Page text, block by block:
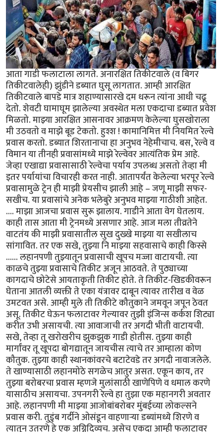
आता गाडी फलाटाला लागते. अनारक्षित तिकीटवाले (व बिगर
तिकीटवालेही) झुंडीने डब्यात घुसू लागतात. आम्ही आरक्षित
तिकीटवाले बापडे मात्र शहाण्यासारखे दम धरून त्यांना आधी चढू
देतो. शेवटी घामाघूम झालेल्या अवस्थेत मला एकदाचा डब्यात प्रवेश
मिळतो. माझ्या आरक्षित आसनावर आक्रमण केलेल्या घुसखोराला
मी उठवतो व माझे बूड टेकतो. हुश्श ! कामानिमित्त मी नियमित रेल्वे
प्रवास करतो. डब्यात शिरतानाचा हा अनुभव नेहेमीचाच. बस, रेल्वे व
विमान या तीनही प्रवासांमध्ये माझे रेल्वेवर आत्यंतिक प्रेम आहे.
जेव्हा एखाद्या प्रवासासाठी रेल्वेचा पर्याय उपलब्ध असतो तेव्हा मी
इतर पर्यायांचा विचारही करत नाही. आतापर्यंत केलेल्या भरपूर रेल्वे
प्रवासामुळे ट्रेन ही माझी प्रेयसीच झाली आहे – जणू माझी सफर-
सखीच. या प्रवासांचे अनेक भलेबुरे अनुभव माझ्या गाठीशी आहेत.
.... माझा आजचा प्रवास सुरू झालाय. गाडीने आता वेग घेतलाय.
काही तास आता मी ट्रेनमध्ये असणार आहे. आज मला तीव्रतेने
वाटतंय की माझी प्रवासातील सुख दुख्खे माझ्या या सखीलाच
सांगावित. तर एक सखे, तुझ्या नि माझ्या सहवासाचे काही किस्से
...... लहानपणी तुझ्यातून प्रवासाची खूपच मज्जा वाटायची. त्या
काळचे तुझ्या प्रवासाचे तिकीट अजून आठवते. ते पुठ्याच्या
कागदाचे छोटेसे आयताकृती तिकीट होते. ते तिकीट-खिडकीवरून
घेताना आतली व्यक्ती ते एका यंत्रावर दाबून त्यावर तारीख व वेळ
उमटवत असे. आम्ही मुले ती तिकीटे कौतुकाने जमवून जपून ठेवत
असू. तिकीट घेऊन फलाटावर गेल्यावर तुझी इंजिन्स कर्कश शिट्या
करीत उभी असायची. त्या आवाजाची तर अगदी भीती वाटायची.
सखे, तेव्हा तू खरोखरीच झुकझुक गाडी होतीस. तुझ्या काही
मार्गांवर तू खूपदा बोगद्यातून जायचीस त्याचे तर आम्हाला कोण
कौतुक. तुझ्या काही स्थानकांवरचे बटाटेवडे तर अगदी नावाजलेले.
ते खाण्यासाठी लहानमोठे सगळेच आतुर असत. एकून काय, तर
तुझ्या बरोबरचा प्रवास म्हणजे मुलांसाठी खाणेपिणे व धमाल करणे
यासाठीच असायचा. उपनगरी रेल्वे हा तुझा एक महानगरी अवतार
आहे. लहानपणी मी माझ्या आजोबांबरोबर मुंबईच्या लोकल्सने
प्रवास करी. तुडुंब गर्दीने ओसंडून वाहणाऱ्या डब्यांमध्ये शिरणे व
त्यातून उतरणे हे एक अग्निदिव्यच. असेच एकदा आम्ही फलाटावर